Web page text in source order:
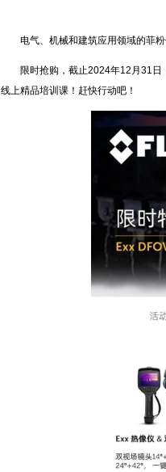
电气、机械和建筑应用领域的菲粉
限时抢购，截止2024年12月31日，
线上精品培训课！赶快行动吧！